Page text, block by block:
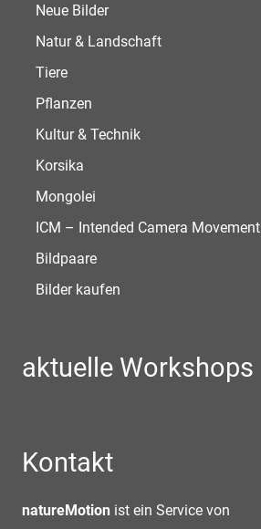
Neue Bilder
Natur & Landschaft
Tiere
Pflanzen
Kultur & Technik
Korsika
Mongolei
ICM – Intended Camera Movement
Bildpaare
Bilder kaufen
aktuelle Workshops
Kontakt
natureMotion ist ein Service von